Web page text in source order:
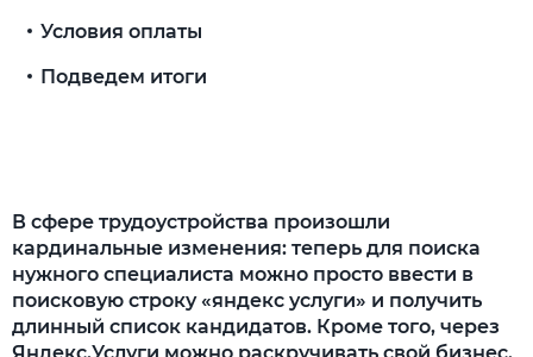
В сфере трудоустройства произошли
кардинальные изменения: теперь для поиска
нужного специалиста можно просто ввести в
поисковую строку «яндекс услуги» и получить
длинный список кандидатов. Кроме того, через
Условия оплаты
Подведем итоги